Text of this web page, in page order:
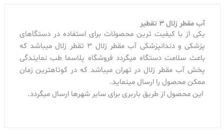
آب مقطر زلال 3 تقطیر
یکی از با کیفیت ترین محصولات برای استفاده در دستگاهای
پزشکی و دندانپزشکی آب مقطر زلال 3 تقطر زلال میباشد که
باعث سلامت دستگاه میگردد فروشگاه پلاسما طب نمایندگی
پخش آب مقطر زلال در تهران میباشد که در کوتاهترین زمان
ممکن محصول را ارسال مینماید.
این محصول از طریق باربری برای سایر شهرها ارسال میگردد.